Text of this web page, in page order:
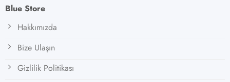
Blue Store
Hakkımızda
Bize Ulaşın
Gizlilik Politikası